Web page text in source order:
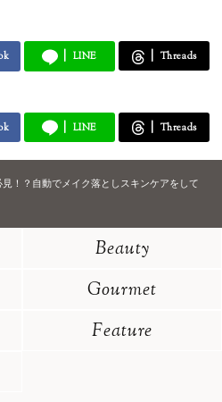
LINE Threads
LINE Threads
！？自動でメイク落としスキンケアをして
Beauty
Gourmet
Feature